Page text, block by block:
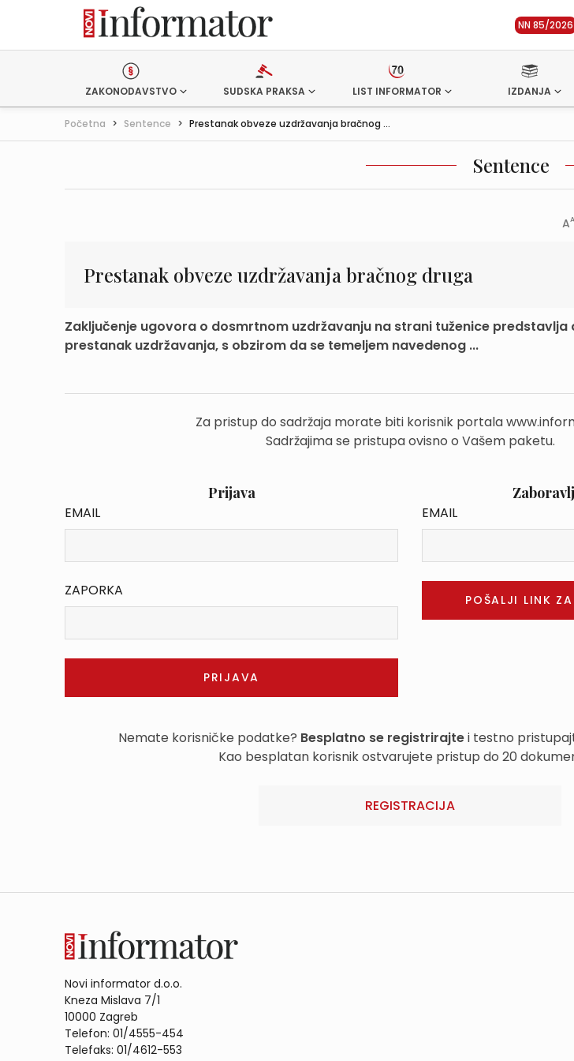
NN 85/2026
ZAKONODAVSTVO SUDSKA PRAKSA LIST INFORMATOR IZDANJA
Početna > Sentence > Prestanak obveze uzdržavanja bračnog ...
Sentence
AA
Prestanak obveze uzdržavanja bračnog druga
Zaključenje ugovora o dosmrtnom uzdržavanju na strani tuženice
prestanak uzdržavanja, s obzirom da se temeljem navedenog ...
Za pristup do sadržaja morate biti korisnik portala
Sadržajima se pristupa ovisno o Vašem paketu.
Prijava
EMAIL
ZAPORKA
EMAIL
Nemate korisničke podatke? Besplatno se registrirajtei testno
Kao besplatan korisnik ostvarujete pristup do 20
REGISTRACIJA
Novi informator d.o.o.
Kneza Mislava 7/1
10000 Zagreb
Telefon: 01/4555-454
Telefaks: 01/4612-553